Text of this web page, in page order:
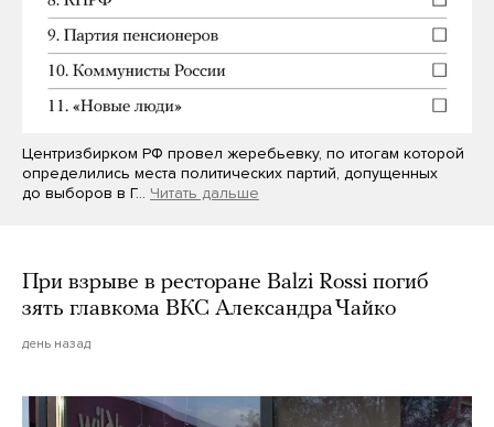
Центризбирком РФ провел жеребьевку, по итогам которой
определились места политических партий, допущенных
до выборов в Г… Читать дальше
При взрыве в ресторане Balzi Rossi погиб
зять главкома ВКС Александра Чайко
день назад